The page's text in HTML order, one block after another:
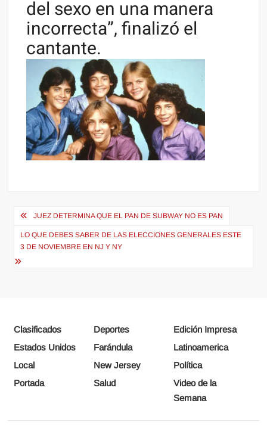
del sexo en una manera
incorrecta”, finalizó el
cantante.
Navegación
de
entradas
JUEZ DETERMINA QUE EL PAN DE SUBWAY NO ES PAN
LO QUE DEBES SABER DE LAS ELECCIONES GENERALES ESTE
3 DE NOVIEMBRE EN NJ Y NY
Clasificados Deportes
Edición Impresa
Estados Unidos
Farándula
Latinoamerica
Local
New Jersey
Política
Portada
Salud
Video de la
Semana